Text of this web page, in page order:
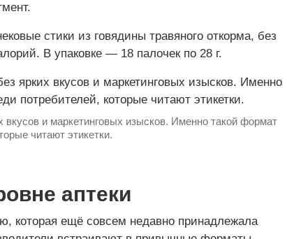
стики из говядины травяного откорма, без
В упаковке — 18 палочек по 28 г.
и маркетинговых изысков. Именно такой формат
читают этикетки.
аптеки
которая ещё совсем недавно принадлежала